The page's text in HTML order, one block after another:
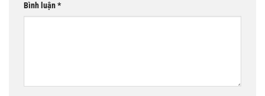
Bình luận*